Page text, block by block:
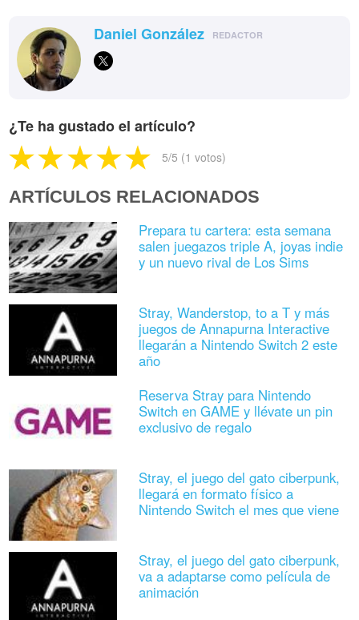
Daniel González REDACTOR
¿Te ha gustado el artículo?
5/5 (1 votos)
ARTÍCULOS RELACIONADOS
Prepara tu cartera: esta semana
salen juegazos triple A, joyas indie
y un nuevo rival de Los Sims
Stray, Wanderstop, to a T y más
juegos de Annapurna Interactive
llegarán a Nintendo Switch 2 este
año
Reserva Stray para Nintendo
Switch en GAME y llévate un pin
exclusivo de regalo
Stray, el juego del gato ciberpunk,
llegará en formato físico a
Nintendo Switch el mes que viene
Stray, el juego del gato ciberpunk,
va a adaptarse como película de
animación